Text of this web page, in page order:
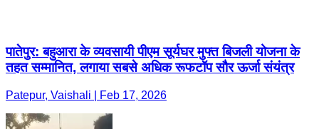
पातेपुर: बहुआरा के व्यवसायी पीएम सूर्यघर मुफ्त बिजली योजना के
तहत सम्मानित, लगाया सबसे अधिक रूफटॉप सौर ऊर्जा संयंत्र
Patepur, Vaishali | Feb 17, 2026